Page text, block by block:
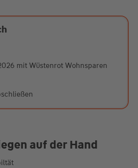
mit Wüstenrot Wohnsparen
auf der Hand